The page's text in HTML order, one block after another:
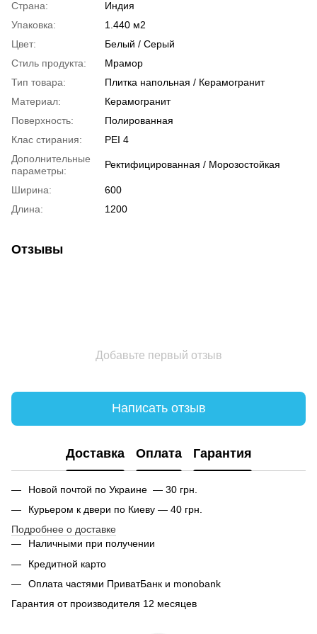
Страна:
Индия
Упаковка:
1.440 м2
Цвет:
Белый / Серый
Стиль продукта:
Мрамор
Тип товара:
Плитка напольная / Керамогранит
Материал:
Керамогранит
Поверхность:
Полированная
Клас стирания:
PEI 4
Дополнительные
параметры:
Ректифицированная / Морозостойкая
Ширина:
600
Длина:
1200
Отзывы
Добавьте первый отзыв
Написать отзыв
Доставка Оплата Гарантия
Новой почтой по Украине — 30 грн.
Курьером к двери по Киеву — 40 грн.
Подробнее о доставке
Наличными при получении
Кредитной карто
Оплата частями ПриватБанк и monobank
Гарантия от производителя 12 месяцев